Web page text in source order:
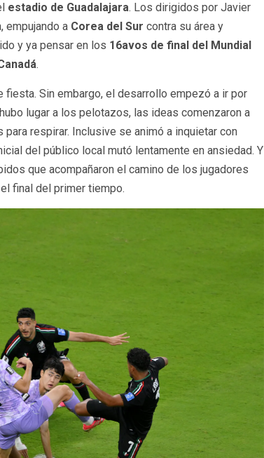
estadio de Guadalajara. Los dirigidos por Javier
empujando a Corea del Sur contra su área y
y ya pensar en los 16avos de final del Mundial
.
Sin embargo, el desarrollo empezó a ir por
lugar a los pelotazos, las ideas comenzaron a
respirar. Inclusive se animó a inquietar con
del público local mutó lentamente en ansiedad. Y
que acompañaron el camino de los jugadores
final del primer tiempo.